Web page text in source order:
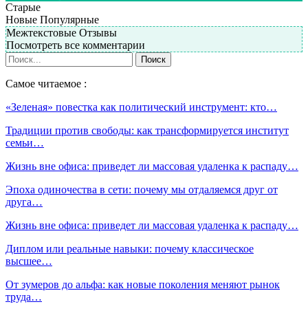
Старые
Новые Популярные
Межтекстовые Отзывы
Посмотреть все комментарии
Самое читаемое :
«Зеленая» повестка как политический инструмент: кто…
Традиции против свободы: как трансформируется институт
семьи…
Жизнь вне офиса: приведет ли массовая удаленка к распаду…
Эпоха одиночества в сети: почему мы отдаляемся друг от
друга…
Жизнь вне офиса: приведет ли массовая удаленка к распаду…
Диплом или реальные навыки: почему классическое
высшее…
От зумеров до альфа: как новые поколения меняют рынок
труда…